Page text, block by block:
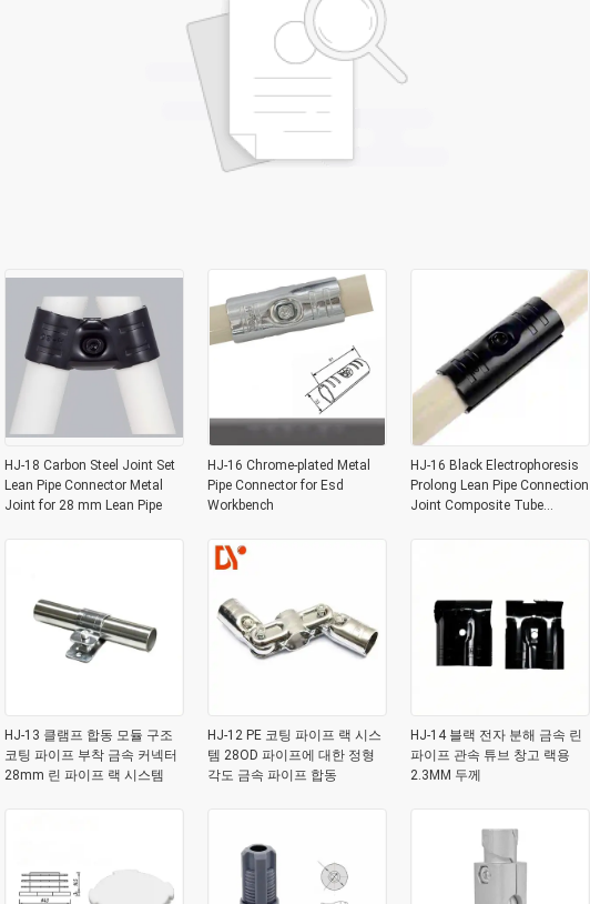
HJ-18 Carbon Steel Joint Set
Lean Pipe Connector Metal
Joint for 28 mm Lean Pipe
HJ-16 Chrome-plated Metal
Pipe Connector for Esd
Workbench
HJ-16 Black Electrophoresis
Prolong Lean Pipe Connection
Joint Composite Tube
HJ-13 클램프 합동 모듈 구조
코팅 파이프 부착 금속 커넥터
28mm 린 파이프 랙 시스템
HJ-12 PE 코팅 파이프 랙 시스
템 28OD 파이프에 대한 정형
각도 금속 파이프 합동
HJ-14 블랙 전자 분해 금속 린
파이프 관속 튜브 창고 랙용
2.3MM 두께